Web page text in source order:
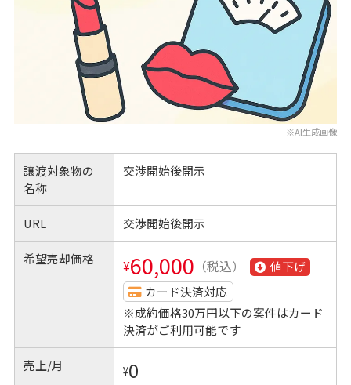
※AI生成画像
譲渡対象物の
名称
交渉開始後開示
URL 交渉開始後開示
希望売却価格 ¥60,000 （税込）
値下げ
カード決済対応
※成約価格30万円以下の案件はカード
決済がご利用可能です
売上/月 ¥0